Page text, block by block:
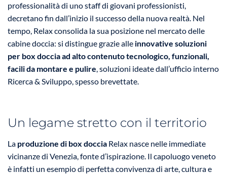
professionalità di uno staff di giovani professionisti,
decretano fin dall’inizio il successo della nuova realtà. Nel
tempo, Relax consolida la sua posizione nel mercato delle
cabine doccia: si distingue grazie alle innovative soluzioni
per box doccia ad alto contenuto tecnologico, funzionali,
facili da montare e pulire, soluzioni ideate dall’ufficio interno
Ricerca & Sviluppo, spesso brevettate.
Un legame stretto con il territorio
La produzione di box doccia Relax nasce nelle immediate
vicinanze di Venezia, fonte d’ispirazione. Il capoluogo veneto
è infatti un esempio di perfetta convivenza di arte, cultura e